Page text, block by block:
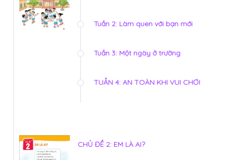
Tuần 2: Làm quen với bạn mới
Tuần 3: Một ngày ở trường
TUẦN 4: AN TOÀN KHI VUI CHƠI
CHỦ ĐỀ 2: EM LÀ AI?